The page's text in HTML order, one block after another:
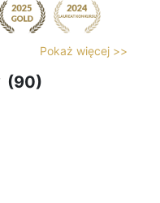
Pokaż więcej >>
(90)